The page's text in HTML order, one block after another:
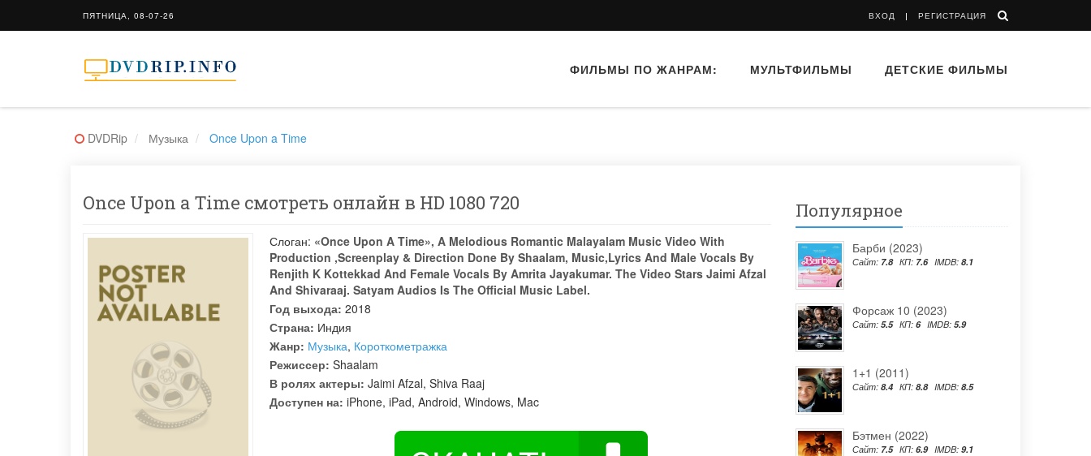
ПЯТНИЦА, 08-07-26 ВХОД РЕГИСТРАЦИЯ
ФИЛЬМЫ ПО ЖАНРАМ: МУЛЬТФИЛЬМЫ ДЕТСКИЕ ФИЛЬМЫ
DVDRip Музыка Once Upon a Time
Once Upon a Time смотреть онлайн в HD 1080 720
Слоган: «Once Upon A Time», A Melodious Romantic Malayalam Music Video With
Production ,Screenplay & Direction Done By Shaalam, Music,Lyrics And Male Vocals By
Renjith K Kottekkad And Female Vocals By Amrita Jayakumar. The Video Stars Jaimi Afzal
And Shivaraaj. Satyam Audios Is The Official Music Label.
Год выхода: 2018
Страна: Индия
Жанр: Музыка, Короткометражка
Режиссер: Shaalam
В ролях актеры: Jaimi Afzal, Shiva Raaj
Доступен на: iPhone, iPad, Android, Windows, Mac
Популярное
Барби (2023)
Сайт: 7.8 КП: 7.6 IMDB: 8.1
Форсаж 10 (2023)
Сайт: 5.5 КП: 6 IMDB: 5.9
1+1 (2011)
Сайт: 8.4 КП: 8.8 IMDB: 8.5
Бэтмен (2022)
Сайт: 7.5 КП: 6.9 IMDB: 9.1